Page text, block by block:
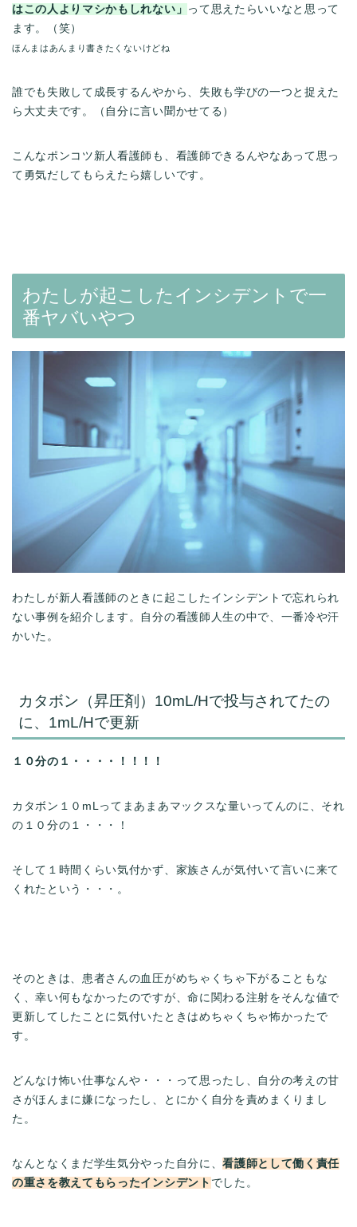
はこの人よりマシかもしれない」 って思えたらいいなと思って
ます。（笑）
ほんまはあんまり書きたくないけどね
誰でも失敗して成長するんやから、失敗も学びの一つと捉えた
ら大丈夫です。（自分に言い聞かせてる）
こんなポンコツ新人看護師も、看護師できるんやなあって思っ
て勇気だしてもらえたら嬉しいです。
わたしが起こしたインシデントで一
番ヤバいやつ
わたしが新人看護師のときに起こしたインシデントで忘れられ
ない事例を紹介します。自分の看護師人生の中で、一番冷や汗
かいた。
カタボン（昇圧剤）10mL/Hで投与されてたの
に、1mL/Hで更新
１０分の１・・・・！！！！
カタボン１０mLってまあまあマックスな量いってんのに、それ
の１０分の１・・・！
そして１時間くらい気付かず、家族さんが気付いて言いに来て
くれたという・・・。
そのときは、患者さんの血圧がめちゃくちゃ下がることもな
く、幸い何もなかったのですが、命に関わる注射をそんな値で
更新してしたことに気付いたときはめちゃくちゃ怖かったで
す。
どんなけ怖い仕事なんや・・・って思ったし、自分の考えの甘
さがほんまに嫌になったし、とにかく自分を責めまくりまし
た。
なんとなくまだ学生気分やった自分に、看護師として働く責任
の重さを教えてもらったインシデント でした。